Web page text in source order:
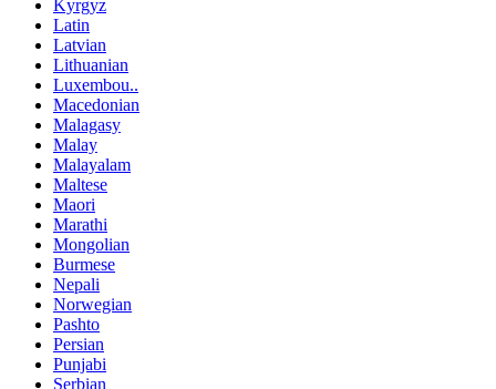
Kyrgyz
Latin
Latvian
Lithuanian
Luxembou..
Macedonian
Malagasy
Malay
Malayalam
Maltese
Maori
Marathi
Mongolian
Burmese
Nepali
Norwegian
Pashto
Persian
Punjabi
Serbian